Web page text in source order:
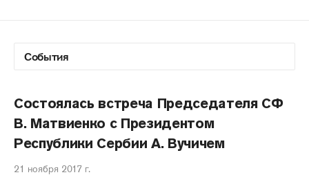
Состоялась встреча Председателя СФ
В. Матвиенко с Президентом
Республики Сербии А. Вучичем
21 ноября 2017 г.